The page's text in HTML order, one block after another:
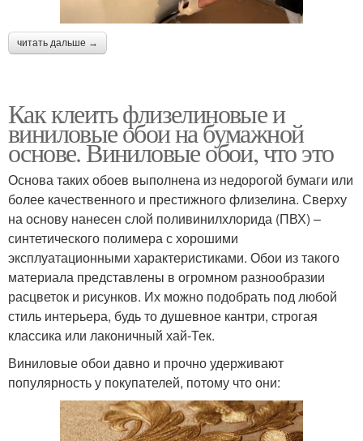
читать дальше →
Как клеить флизелиновые и
виниловые обои на бумажной
основе. Виниловые обои, что это
Основа таких обоев выполнена из недорогой бумаги или
более качественного и престижного флизелина. Сверху
на основу нанесен слой поливинилхлорида (ПВХ) –
синтетического полимера с хорошими
эксплуатационными характеристиками. Обои из такого
материала представлены в огромном разнообразии
расцветок и рисунков. Их можно подобрать под любой
стиль интерьера, будь то душевное кантри, строгая
классика или лаконичный хай-Тек.
Виниловые обои давно и прочно удерживают
популярность у покупателей, потому что они: